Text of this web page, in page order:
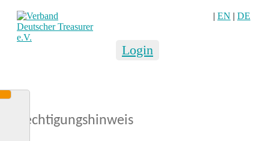
| EN | DE
Login
Berechtigungshinweis